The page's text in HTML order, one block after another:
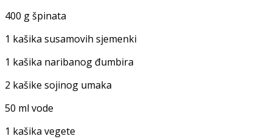
400 g špinata
1 kašika susamovih sjemenki
1 kašika naribanog đumbira
2 kašike sojinog umaka
50 ml vode
1 kašika vegete